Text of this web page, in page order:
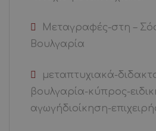
Μεταγραφές-στη –
Βουλγαρία
μεταπτυχιακά-
βουλγαρία-κύπρος-
αγωγήδιοίκηση-